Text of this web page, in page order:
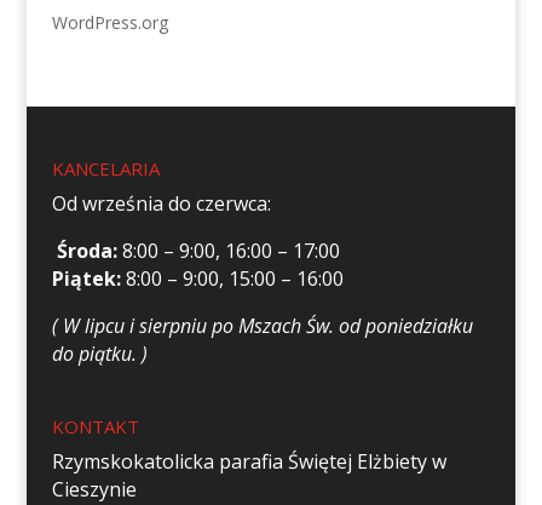
WordPress.org
KANCELARIA
Od września do czerwca:
Środa:8:00 – 9:00, 16:00 – 17:00
Piątek:8:00 – 9:00, 15:00 – 16:00
( W lipcu i sierpniu po Mszach Św. od poniedziałku
do piątku. )
KONTAKT
Rzymskokatolicka parafia Świętej Elżbiety w
Cieszynie